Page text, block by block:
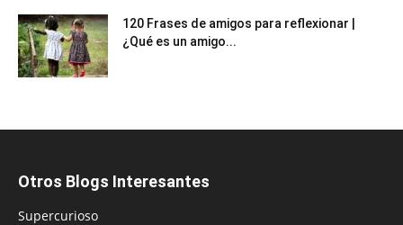
120 Frases de amigos para reflexionar |
¿Qué es un amigo...
Otros Blogs Interesantes
Supercurioso